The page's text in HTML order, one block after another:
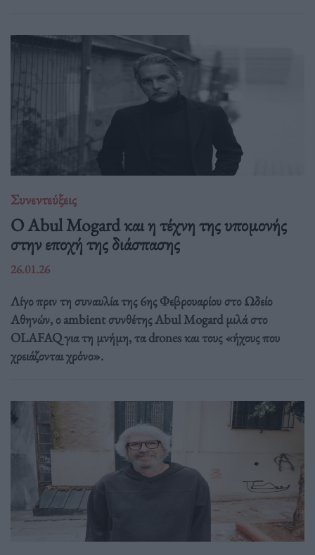
Συνεντεύξεις
Ο Abul Mogard και η τέχνη της υπομονής
στην εποχή της διάσπασης
26.01.26
Λίγο πριν τη συναυλία της 6ης Φεβρουαρίου στο Ωδείο
Αθηνών, ο ambient συνθέτης Abul Mogard μιλά στο
OLAFAQ για τη μνήμη, τα drones και τους «ήχους που
χρειάζονται χρόνο».